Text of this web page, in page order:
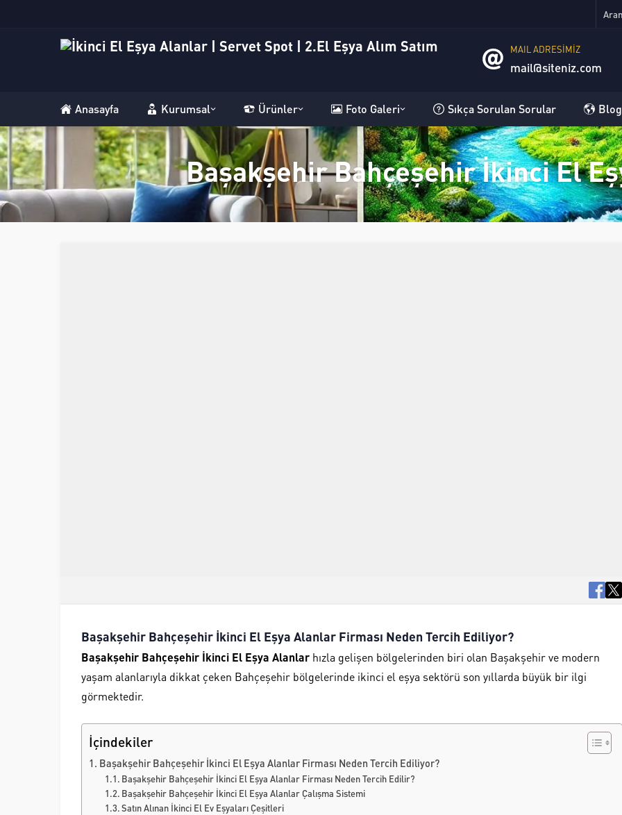
MAIL ADRESİMİZ
mail@siteniz.com
Anasayfa Kurumsal Ürünler Foto Galeri Sıkça Sorulan Sorular Blog
Başakşehir Bahçeşehir İkinci El
Başakşehir Bahçeşehir İkinci El Eşya Alanlar Firması Neden Tercih Ediliyor?
Başakşehir Bahçeşehir İkinci El Eşya Alanlar hızla gelişen bölgelerinden biri olan Başakşehirve modern
yaşam alanlarıyla dikkat çeken Bahçeşehir bölgelerinde ikinci el eşya sektörü son yıllarda büyük bir ilgi
görmektedir.
İçindekiler
Başakşehir Bahçeşehir İkinci El Eşya Alanlar Firması Neden Tercih Ediliyor?
Başakşehir Bahçeşehir İkinci El Eşya Alanlar Firması Neden Tercih Edilir?
Başakşehir Bahçeşehir İkinci El Eşya Alanlar Çalışma Sistemi
Satın Alınan İkinci El Ev Eşyaları Çeşitleri